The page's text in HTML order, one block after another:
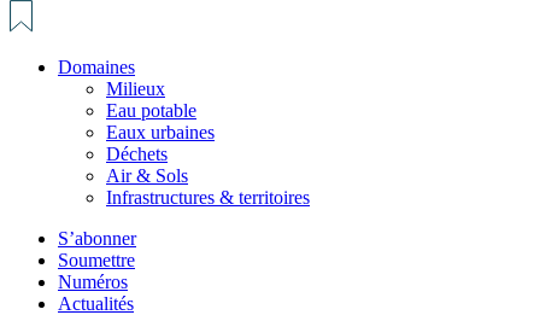
Domaines
Milieux
Eau potable
Eaux urbaines
Déchets
Air & Sols
Infrastructures & territoires
S’abonner
Soumettre
Numéros
Actualités